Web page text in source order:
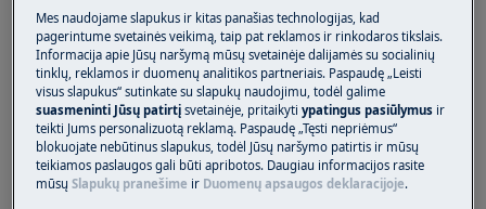
Skalbyklė apskaičiuoja laiką atsižvelgdama į
krovinį ir skalbimo tipą bei atitinkamai rodo
įvertintą laiką.
Priklausomai nuo modelio ir skalbimo
programos, šis ekranas gali koreguoti
programos trukmę jos pradžioje arba
vykdymo metu.
Mes naudojame slapukus ir kitas panašias technologijas, kad
pagerintume svetainės veikimą, taip pat reklamos ir rinkodaros tikslais.
Informacija apie Jūsų naršymą mūsų svetainėje dalijamės su socialinių
tinklų, reklamos ir duomenų analitikos partneriais. Paspaudę „Leisti
visus slapukus“ sutinkate su slapukų naudojimu, todėl galime
suasmeninti Jūsų patirtįsvetainėje, pritaikytiypatingus pasiūlymus ir
teikti Jums personalizuotą reklamą. Paspaudę „Tęsti nepriėmus“
blokuojate nebūtinus slapukus, todėl Jūsų naršymo patirtis ir mūsų
teikiamos paslaugos gali būti apribotos. Daugiau informacijos rasite
mūsųSlapukų pranešime ir Duomenų apsaugos deklaracijoje.